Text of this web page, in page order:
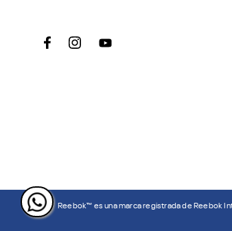
Reebok™ es una marca registrada de Reebok